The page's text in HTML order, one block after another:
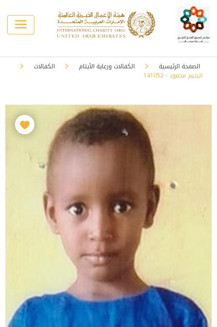
الصفحة الرئيسية الكفالات ورعاية الأيتام
الكفالات
اليتيم محمود - 141052